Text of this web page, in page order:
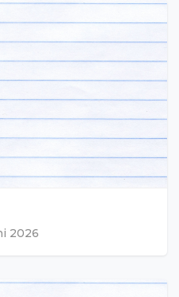
2026